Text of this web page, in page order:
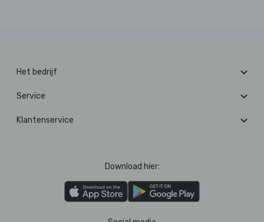
Het bedrijf
Service
Klantenservice
Download hier: